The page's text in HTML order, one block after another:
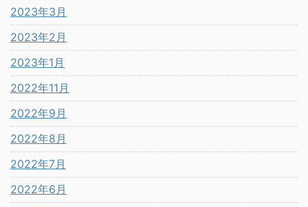
2023年3月
2023年2月
2023年1月
2022年11月
2022年9月
2022年8月
2022年7月
2022年6月